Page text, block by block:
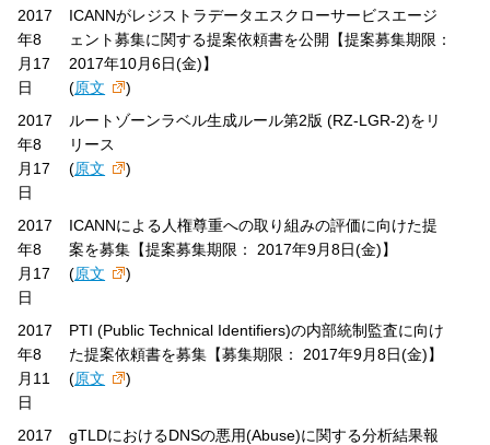
2017
年8
月17
日
ICANNがレジストラデータエスクローサービスエージ
ェント募集に関する提案依頼書を公開【提案募集期限：
2017年10月6日(金)】
(原文
)
2017
年8
月17
日
ルートゾーンラベル生成ルール第2版 (RZ-LGR-2)をリ
リース
(原文 )
2017
年8
月17
日
ICANNによる人権尊重への取り組みの評価に向けた提
案を募集【提案募集期限： 2017年9月8日(金)】
(原文 )
2017
年8
月11
日
PTI (Public Technical Identifiers)の内部統制監査に向け
た提案依頼書を募集【募集期限： 2017年9月8日(金)】
(原文 )
2017
gTLDにおけるDNSの悪用(Abuse)に関する分析結果報